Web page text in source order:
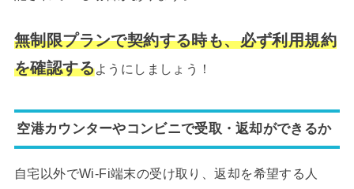
無制限プランで契約する時も、必ず利用規約
を確認するようにしましょう！
空港カウンターやコンビニで受取・返却ができるか
自宅以外でWi-Fi端末の受け取り、返却を希望する人